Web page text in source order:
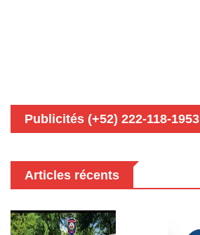
Publicités (+52) 222-118-1953
Articles récents